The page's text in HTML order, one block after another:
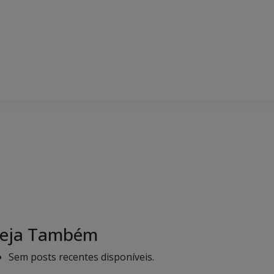
Também
Sem posts recentes disponíveis.